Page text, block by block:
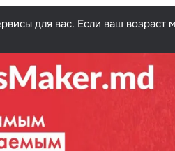
для вас. Если ваш возраст